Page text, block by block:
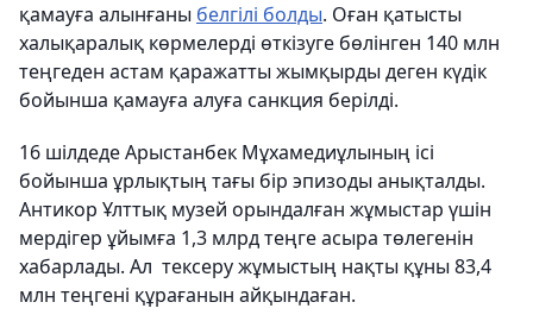
қамауға алынғаны белгілі болды. Оған қатысты
халықаралық көрмелерді өткізуге бөлінген 140 млн
теңгеден астам қаражатты жымқырды деген күдік
бойынша қамауға алуға санкция берілді.
16 шілдеде Арыстанбек Мұхамедиұлының ісі
бойынша ұрлықтың тағы бір эпизоды анықталды.
Антикор Ұлттық музей орындалған жұмыстар үшін
мердігер ұйымға 1,3 млрд теңге асыра төлегенін
хабарлады. Ал тексеру жұмыстың нақты құны 83,4
млн теңгені құрағанын айқындаған.